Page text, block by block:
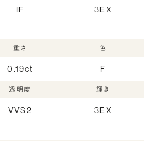
IF 3EX
重さ
0.19ct
色
F
透明度
VVS2
輝き
3EX